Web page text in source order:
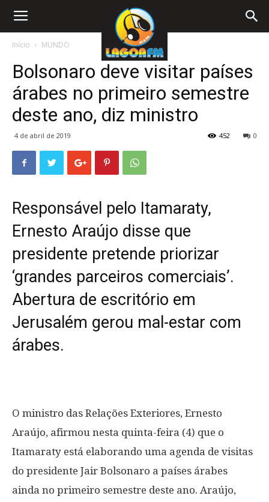
Início MUNDO
Bolsonaro deve visitar países
árabes no primeiro semestre
deste ano, diz ministro
4 de abril de 2019 0
452
Responsável pelo Itamaraty,
Ernesto Araújo disse que
presidente pretende priorizar
‘grandes parceiros comerciais’.
Abertura de escritório em
Jerusalém gerou mal-estar com
árabes.
O ministro das Relações Exteriores, Ernesto
Araújo, afirmou nesta quinta-feira (4) que o
Itamaraty está elaborando uma agenda de visitas
do presidente Jair Bolsonaro a países árabes
ainda no primeiro semestre deste ano. Araújo,